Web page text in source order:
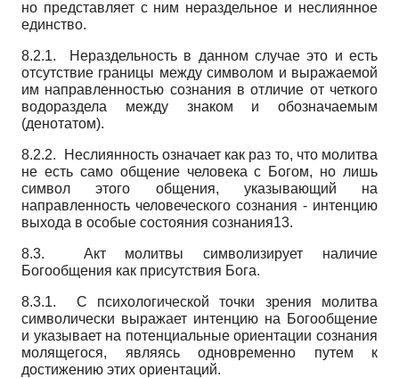
но представляет с ним нераздельное и неслиянное
единство.
8.2.1. Нераздельность в данном случае это и есть
отсутствие границы между символом и выражаемой
им направленностью сознания в отличие от четкого
водораздела между знаком и обозначаемым
(денотатом).
8.2.2. Неслиянность означает как раз то, что молитва
не есть само общение человека с Богом, но лишь
символ этого общения, указывающий на
направленность человеческого сознания - интенцию
выхода в особые состояния сознания13.
8.3. Акт молитвы символизирует наличие
Богообщения как присутствия Бога.
8.3.1. С психологической точки зрения молитва
символически выражает интенцию на Богообщение
и указывает на потенциальные ориентации сознания
молящегося, являясь одновременно путем к
достижению этих ориентаций.